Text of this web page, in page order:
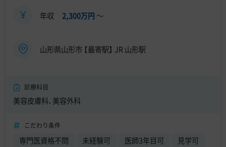
年収 2,300万円 〜
山形県山形市 【最寄駅】 JR 山形駅
診療科目
美容皮膚科、美容外科
こだわり条件
専門医資格不問 未経験可 医師3年目可
見学可